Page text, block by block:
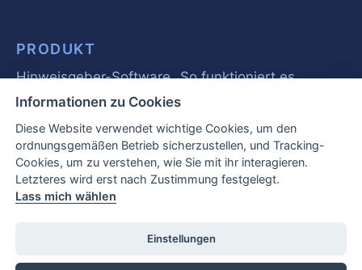
PRODUKT
Hinweisgeber-Software So funktioniert es
RATGEBER
Grundlagen Whistleblower
Vorschriften
Geschäft
Häufig gestellte Fragen
Informationen zu Cookies
Diese Website verwendet wichtige Cookies, um den
ordnungsgemäßen Betrieb sicherzustellen, und Tracking-
Cookies, um zu verstehen, wie Sie mit ihr interagieren.
Letzteres wird erst nach Zustimmung festgelegt.
Lass mich wählen
Einstellungen